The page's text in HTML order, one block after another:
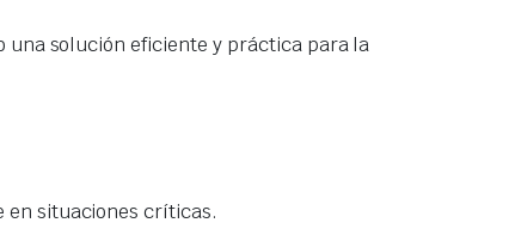
una solución eficiente y práctica para la
en situaciones críticas.